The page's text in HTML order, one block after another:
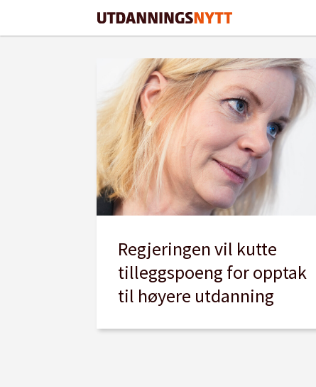
tilleggspoeng
Regjeringen vil kutte
tilleggspoeng for opptak
til høyere utdanning